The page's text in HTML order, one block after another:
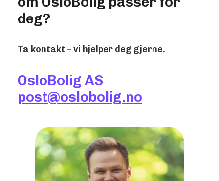
deg?
Ta kontakt – vi hjelper deg gjerne.
OsloBolig AS
post@oslobolig.no